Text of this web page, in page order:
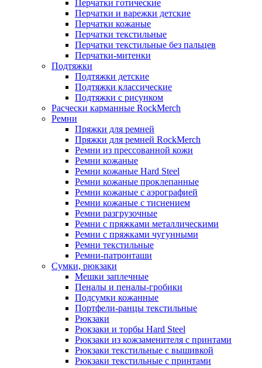
Перчатки готические
Перчатки и варежки детские
Перчатки кожаные
Перчатки текстильные
Перчатки текстильные без пальцев
Перчатки-митенки
Подтяжки
Подтяжки детские
Подтяжки классические
Подтяжки с рисунком
Расчески карманные RockMerch
Ремни
Пряжки для ремней
Пряжки для ремней RockMerch
Ремни из прессованной кожи
Ремни кожаные
Ремни кожаные Hard Steel
Ремни кожаные проклепанные
Ремни кожаные с аэрографией
Ремни кожаные с тиснением
Ремни разгрузочные
Ремни с пряжками металлическими
Ремни с пряжками чугунными
Ремни текстильные
Ремни-патронташи
Сумки, рюкзаки
Мешки заплечные
Пеналы и пеналы-гробики
Подсумки кожанные
Портфели-ранцы текстильные
Рюкзаки
Рюкзаки и торбы Hard Steel
Рюкзаки из кожзаменителя с принтами
Рюкзаки текстильные с вышивкой
Рюкзаки текстильные с принтами